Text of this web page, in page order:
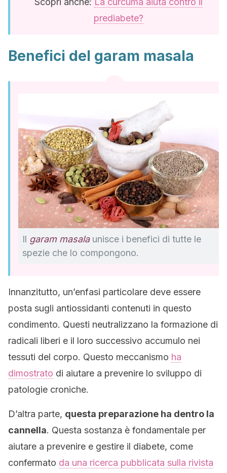
prediabete?
Benefici del garam masala
Il garam masalaunisce i benefici di tutte le
spezie che lo compongono.
Innanzitutto, un’enfasi particolare deve essere
posta sugli antiossidanti contenuti in questo
condimento. Questi neutralizzano la formazione di
radicali liberi e il loro successivo accumulo nei
tessuti del corpo. Questo meccanismo ha
dimostrato di aiutare a prevenire lo sviluppo di
patologie croniche.
D’altra parte, questa preparazione ha dentro la
cannella. Questa sostanza è fondamentale per
aiutare a prevenire e gestire il diabete, come
confermato da una ricerca pubblicata sulla rivista